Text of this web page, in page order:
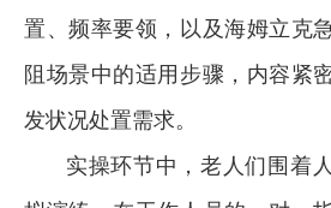
置、频率要领，以及海姆立克
阻场景中的适用步骤，内容紧
发状况处置需求。
实操环节中，老人们围着